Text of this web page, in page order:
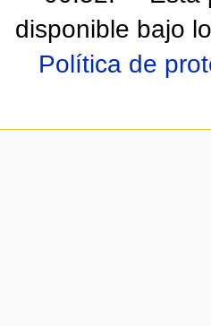
disponible bajo
Política de